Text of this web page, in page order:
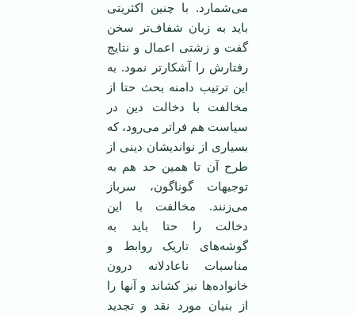
می‌شمارد. با چنین اکثریتی
باید به زبان شفاف‌تر سخن
گفت و زشتی اعمال و نتایج
رفتارش را آشکارتر نمود. به
این ترتیب دامنه بحث حتا از
مخالفت با دخالت دین در
سیاست هم فراتر می‌رود، که
بسیاری از نواندیشان دینی از
طرح آن تا همین حد هم به
توجیهات گوناگون، سرباز
می‌زنند. مخالفت با این
دخالت را حتا باید به
گوشه‌های تاریک روابط و
مناسبات ناعادلانه درون
خانواده‌ها نیز کشاند و آنها را
از بنیان مورد نقد و تجدید